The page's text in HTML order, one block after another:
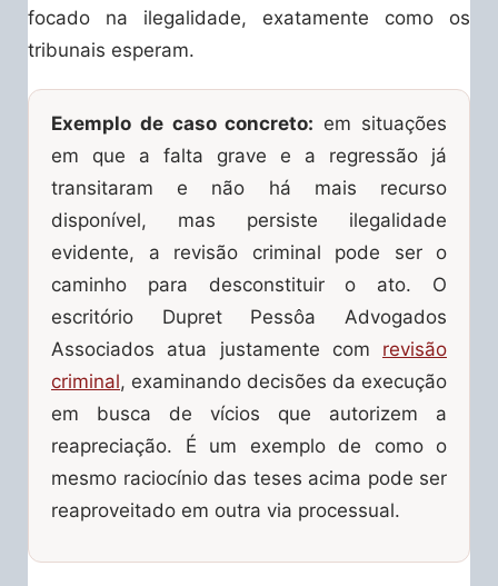
focado na ilegalidade, exatamente como os
tribunais esperam.
Exemplo de caso concreto: em situações
em que a falta grave e a regressão já
transitaram e não há mais recurso
disponível, mas persiste ilegalidade
evidente, a revisão criminal pode ser o
caminho para desconstituir o ato. O
escritório Dupret Pessôa Advogados
Associados atua justamente com revisão
criminal, examinando decisões da execução
em busca de vícios que autorizem a
reapreciação. É um exemplo de como o
mesmo raciocínio das teses acima pode ser
reaproveitado em outra via processual.